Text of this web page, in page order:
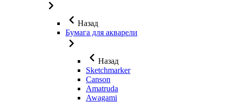
Назад
Бумага для акварели
Назад
Sketchmarker
Canson
Amatruda
Awagami